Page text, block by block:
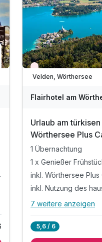
Wieder frei ab
Velden, Wörthersee
Flairhotel am
Urlaub am
Wörthersee Plus
1 Übernachtung
1 x Genießer
inkl. Wörthersee Plus
inkl. Nutzung des
Alle
7 weitere anzeigen
5,6 / 6